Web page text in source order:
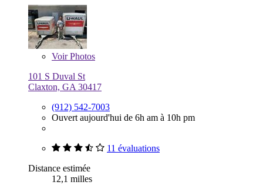
VoirPhotos
101 S Duval St
Claxton, GA 30417
(912) 542-7003
Ouvert aujourd'hui de 6h am à 10h pm
11 évaluations
Distance estimée
12,1 milles